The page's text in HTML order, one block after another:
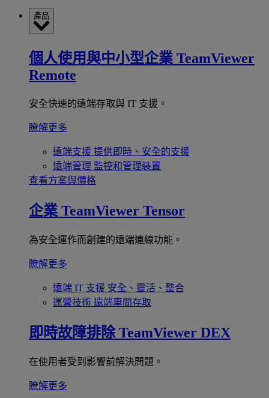
產品
個人使用與中小型企業 TeamViewer
Remote
安全快速的遠端存取與 IT 支援。
瞭解更多
遠端支援 提供即時、安全的支援
遠端管理 監控和管理裝置
查看方案與價格
企業 TeamViewer Tensor
為安全運作而創建的遠端連線功能。
瞭解更多
遠端 IT 支援 安全、靈活、整合
運營技術 遠端車間存取
即時故障排除 TeamViewer DEX
在使用者受到影響前解決問題。
瞭解更多